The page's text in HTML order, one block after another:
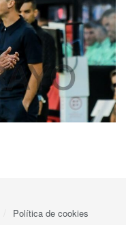
Política de cookies